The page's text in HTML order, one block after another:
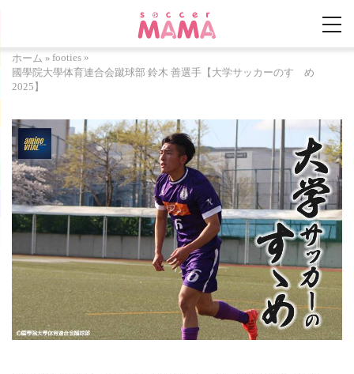
ホーム » footies »
國學院大學体育連合会蹴球部 鈴木 善選手【大学サッカーのすゝめ
2025】